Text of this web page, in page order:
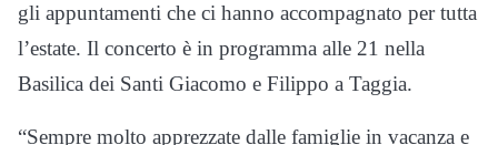
gli appuntamenti che ci hanno accompagnato per tutta
l’estate. Il concerto è in programma alle 21 nella
Basilica dei Santi Giacomo e Filippo a Taggia.
“Sempre molto apprezzate dalle famiglie in vacanza e